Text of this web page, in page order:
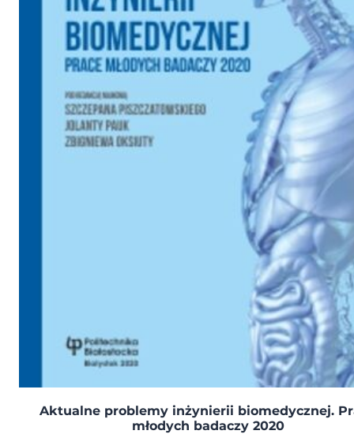
Aktualne problemy inżynierii biomedycznej.
młodych badaczy 2020